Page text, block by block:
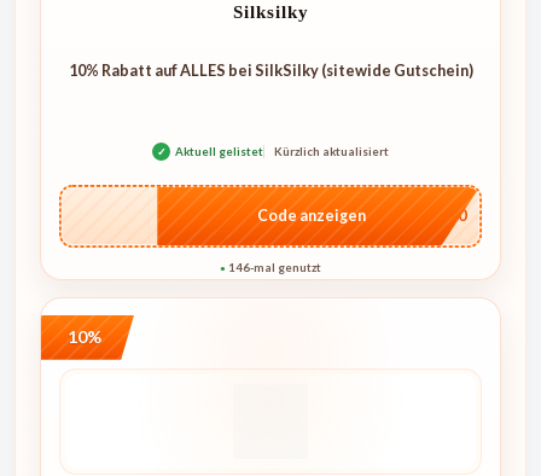
Silksilky
10% Rabatt auf ALLES bei SilkSilky (sitewide Gutschein)
✓ Aktuell gelistet Kürzlich aktualisiert
…NT10
Code anzeigen
● 146-mal genutzt
10%